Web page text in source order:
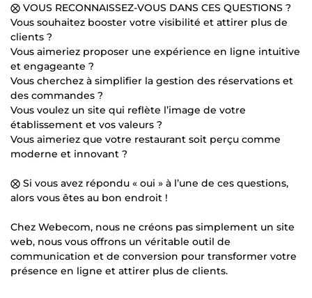
⨂ VOUS RECONNAISSEZ-VOUS DANS CES QUESTIONS ?
Vous souhaitez booster votre visibilité et attirer plus de
clients ?
Vous aimeriez proposer une expérience en ligne intuitive
et engageante ?
Vous cherchez à simplifier la gestion des réservations et
des commandes ?
Vous voulez un site qui reflète l’image de votre
établissement et vos valeurs ?
Vous aimeriez que votre restaurant soit perçu comme
moderne et innovant ?
⨂ Si vous avez répondu « oui » à l’une de ces questions,
alors vous êtes au bon endroit !
Chez Webecom, nous ne créons pas simplement un site
web, nous vous offrons un véritable outil de
communication et de conversion pour transformer votre
présence en ligne et attirer plus de clients.